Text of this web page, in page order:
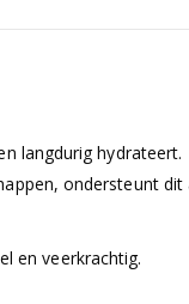
langdurig hydrateert.
ondersteunt
en veerkrachtig.